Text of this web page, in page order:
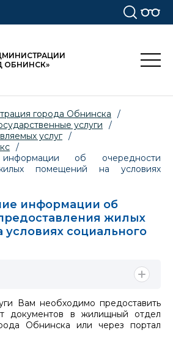
ОБНИНСК»
города Обнинска
/
услуги
/
услуг /
/
информации об очередности
помещений на условиях
информации об
жилых
социального
Вам необходимо предоставить
документов в жилищный отдел
Обнинска или через портал